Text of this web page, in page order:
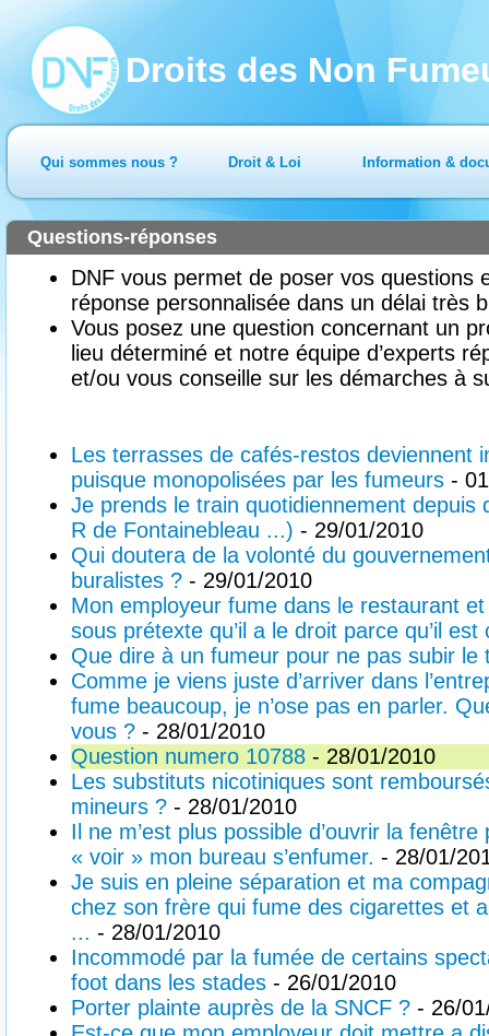
Droits des Non
Qui sommes nous ? Droit & Loi Information &
DNF vous permet de poser vos questions
réponse personnalisée dans un délai très
Vous posez une question concernant un
lieu déterminé et notre équipe d’experts
et/ou vous conseille sur les démarches à
Questions-réponses
Les terrasses de cafés-restos deviennent
puisque monopolisées par les fumeurs -
Je prends le train quotidiennement depuis
R de Fontainebleau ...) - 29/01/2010
Qui doutera de la volonté du
buralistes ? - 29/01/2010
Mon employeur fume dans le restaurant
sous prétexte qu’il a le droit parce qu’il est
Que dire à un fumeur pour ne pas subir le
Comme je viens juste d’arriver dans
fume beaucoup, je n’ose pas en parler.
vous ? - 28/01/2010
Question numero 10788 - 28/01/2010
Les substituts nicotiniques sont
mineurs ? - 28/01/2010
Il ne m’est plus possible d’ouvrir la
« voir » mon bureau s’enfumer. - 28/01/
Je suis en pleine séparation et ma
chez son frère qui fume des cigarettes et
... - 28/01/2010
Incommodé par la fumée de certains
foot dans les stades - 26/01/2010
Porter plainte auprès de la SNCF ? - 26/